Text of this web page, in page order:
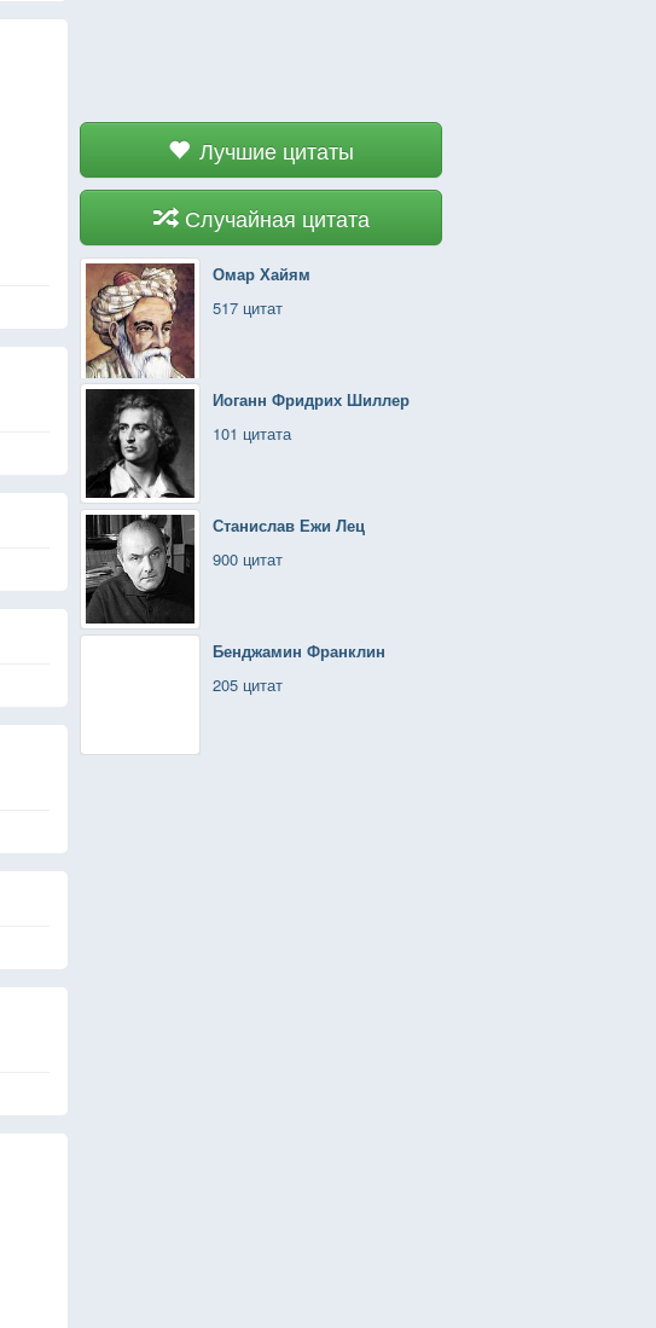
Лучшие цитаты
Случайная цитата
Омар Хайям
517 цитат
Иоганн Фридрих Шиллер
101 цитата
Станислав Ежи Лец
900 цитат
Бенджамин Франклин
205 цитат